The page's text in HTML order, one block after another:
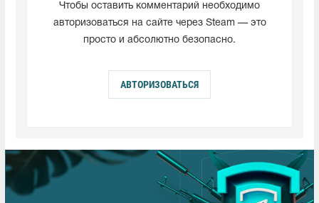
Чтобы оставить комментарий необходимо
авторизоваться на сайте через Steam — это
просто и абсолютно безопасно.
АВТОРИЗОВАТЬСЯ